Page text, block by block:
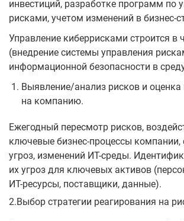
инвестиций, разработке программ по
рисками, учетом изменений в бизнес-
Управление киберрисками строится в
(внедрение системы управления
информационной безопасности в
Выявление/анализ рисков и оценка
на компанию.
Ежегодный пересмотр рисков,
ключевые бизнес-процессы компании,
угроз, изменений ИТ-среды.
их угроз для ключевых активов
ИТ-ресурсы, поставщики, данные).
2.Выбор стратегии реагирования на